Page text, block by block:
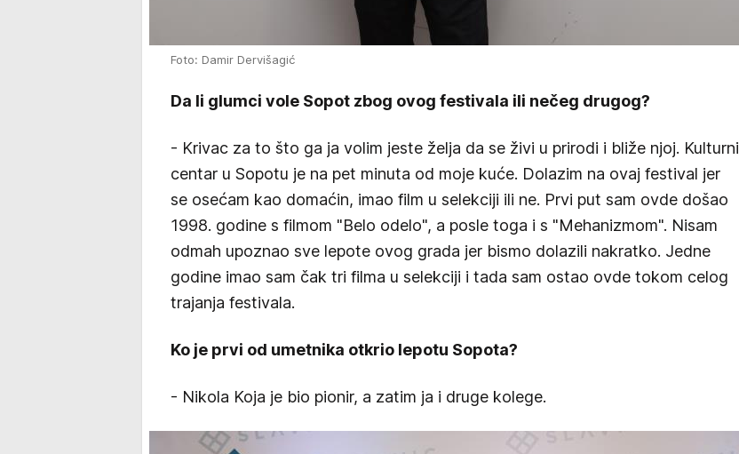
Foto: Damir Dervišagić
Da li glumci vole Sopot zbog ovog festivala ili nečeg drugog?
- Krivac za to što ga ja volim jeste želja da se živi u prirodi i bliže njoj. Kulturni
centar u Sopotu je na pet minuta od moje kuće. Dolazim na ovaj festival jer
se osećam kao domaćin, imao film u selekciji ili ne. Prvi put sam ovde došao
1998. godine s filmom "Belo odelo", a posle toga i s "Mehanizmom". Nisam
odmah upoznao sve lepote ovog grada jer bismo dolazili nakratko. Jedne
godine imao sam čak tri filma u selekciji i tada sam ostao ovde tokom celog
trajanja festivala.
Ko je prvi od umetnika otkrio lepotu Sopota?
- Nikola Koja je bio pionir, a zatim ja i druge kolege.